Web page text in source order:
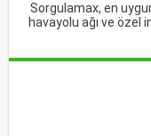
Sorgulamax, en
havayolu ağı ve